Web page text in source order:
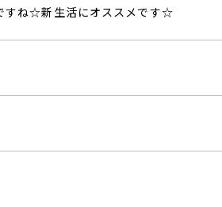
すね☆新生活にオススメです☆